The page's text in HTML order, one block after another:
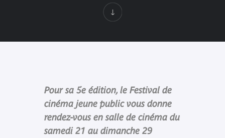
Pour sa 5e édition, le Festival de
cinéma jeune public vous donne
rendez-vous en salle de cinéma du
samedi 21 au dimanche 29